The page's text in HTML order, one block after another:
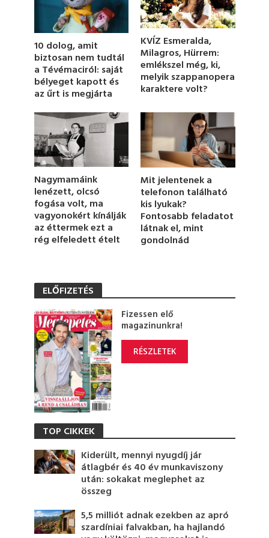
1
m
i
n
u
t
e
6
e
c
o
n
d
s
10 dolog, amit
biztosan nem tudtál
a Tévémaciról: saját
bélyeget kapott és
az űrt is megjárta
KVÍZ Esmeralda,
Milagros, Hürrem:
emlékszel még, ki,
melyik szappanopera
karaktere volt?
Nagymamáink
lenézett, olcsó
fogása volt, ma
vagyonokért kínálják
az éttermek ezt a
rég elfeledett ételt
Mit jelentenek a
telefonon található
kis lyukak?
Fontosabb feladatot
látnak el, mint
gondolnád
ELŐFIZETÉS
Fizessen elő
magazinunkra!
RÉSZLETEK
TOP CIKKEK
Kiderült, mennyi nyugdíj jár
átlagbér és 40 év munkaviszony
után: sokakat meglephet az
összeg
5,5 milliót adnak ezekben az apró
szardíniai falvakban, ha hajlandó